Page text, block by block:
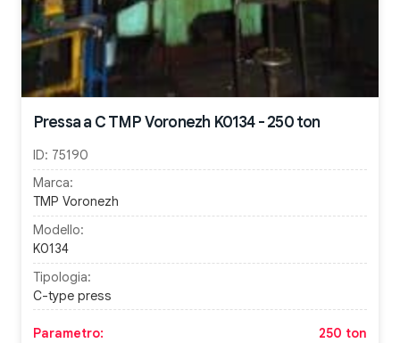
Pressa a C TMP Voronezh K0134 - 250 ton
ID: 75190
Marca:
TMP Voronezh
Modello:
K0134
Tipologia:
C-type press
Parametro: 250 ton